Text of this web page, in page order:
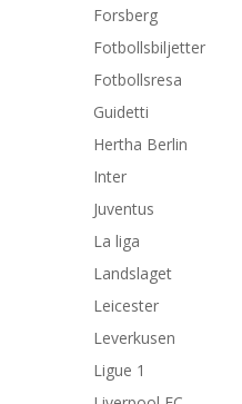
Forsberg
Fotbollsbiljetter
Fotbollsresa
Guidetti
Hertha Berlin
Inter
Juventus
La liga
Landslaget
Leicester
Leverkusen
Ligue 1